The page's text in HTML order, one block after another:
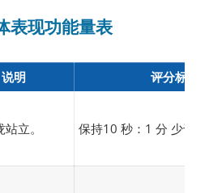
表现功能量表
说明 评分标准
立。 保持10 秒：1 分 少于